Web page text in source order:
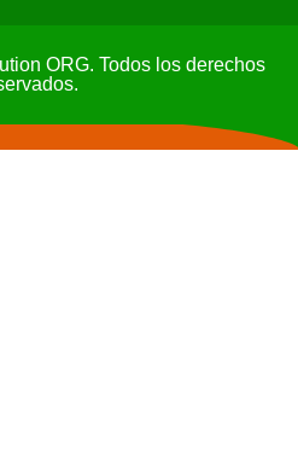
ORG. Todos los derechos